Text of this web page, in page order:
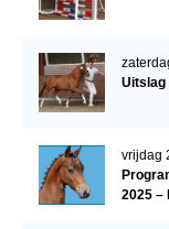
Uitslag
vrijdag
2025 –